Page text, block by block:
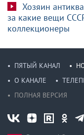
Хозяин
за какие вещи
коллекционеры
ПЯТЫЙ КАНАЛ
О КАНАЛЕ
ПОЛНАЯ ВЕРСИЯ